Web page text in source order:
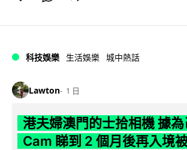
科技娛樂 生活娛樂 城中熱話
Lawton 1 日
港夫婦澳門的士拾相機 據
Cam 睇到 2 個月後再入境